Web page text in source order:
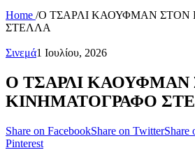
Home /Ο ΤΣΑΡΛΙ ΚΑΟΥΦΜΑΝ ΣΤΟΝ
ΣΤΕΛΛΑ
Σινεμά1 Ιουλίου, 2026
Ο ΤΣΑΡΛΙ ΚΑΟΥΦΜΑΝ
ΚΙΝΗΜΑΤΟΓΡΑΦΟ
Share on FacebookShare on TwitterShare
Pinterest